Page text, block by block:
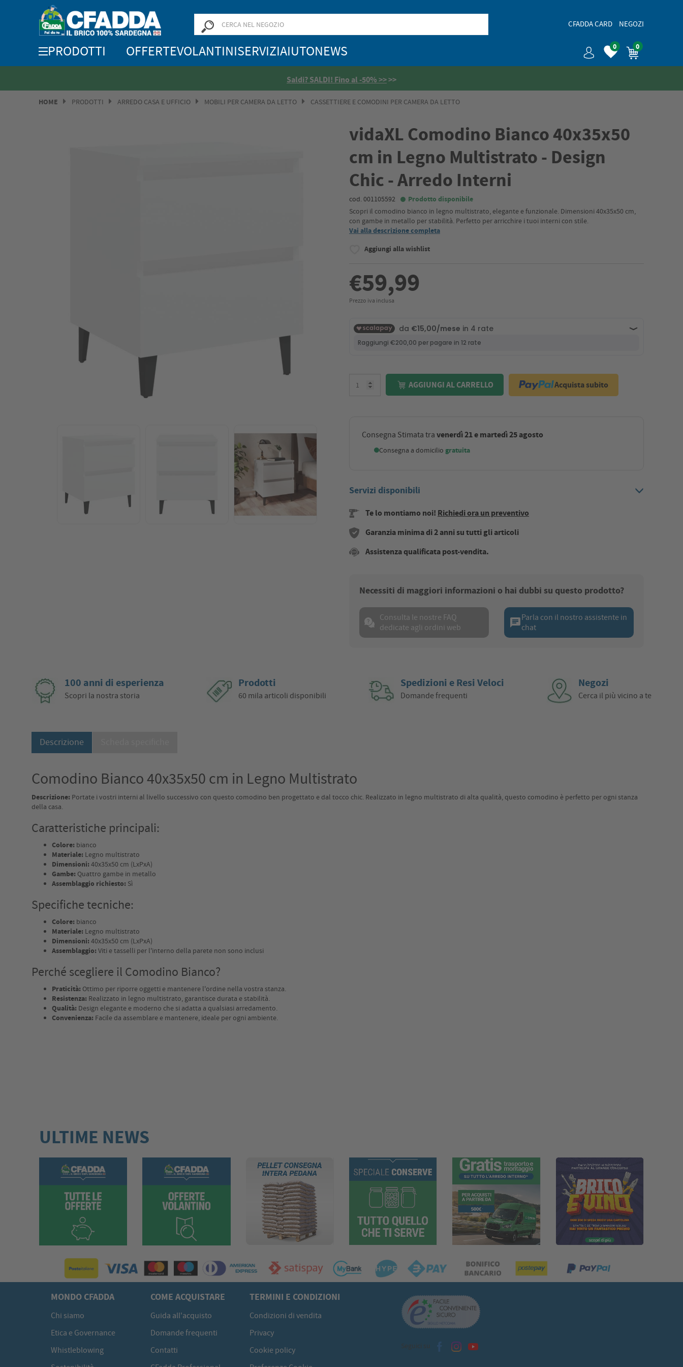
CFADDA CARD NEGOZI
0 0
PRODOTTI OFFERTEVOLANTINISERVIZIAIUTONEWS
Saldi? SALDI! Fino al -50% >>>>
HOME PRODOTTI ARREDO CASA E UFFICIO MOBILI PER CAMERA DA LETTO CASSETTIERE E COMODINI PER CAMERA DA LETTO
vidaXL Comodino Bianco 40x35x50
cm in Legno Multistrato - Design
Chic - Arredo Interni
cod. 001105592 Prodotto disponibile
Scopri il comodino bianco in legno multistrato, elegante e funzionale. Dimensioni 40x35x50 cm,
con gambe in metallo per stabilità. Perfetto per arricchire i tuoi interni con stile.
Vai alla descrizione completa
Aggiungi alla wishlist
€59,99
Prezzo iva inclusa
AGGIUNGI AL CARRELLO Acquista subito
Consegna Stimata tra venerdì 21 e martedì 25 agosto
Consegna a domicilio gratuita
Servizi disponibili
Te lo montiamo noi! Richiedi ora un preventivo
Garanzia minima di 2 anni su tutti gli articoli
Assistenza qualificata post-vendita.
Necessiti di maggiori informazioni o hai dubbi su questo prodotto?
Consulta le nostre FAQ
dedicate agli ordini web
chatParla con il nostro assistente in
chat
100 anni di esperienza
Scopri la nostra storia
Prodotti
60 mila articoli disponibili
Spedizioni e Resi Veloci
Domande frequenti
Negozi
Cerca il più vicino a te
Descrizione
Comodino Bianco 40x35x50 cm in Legno Multistrato
Descrizione: Portate i vostri interni al livello successivo con questo comodino ben progettato e dal tocco chic. Realizzato in legno multistrato di alta qualità, questo comodino è perfetto per ogni stanza
della casa.
Caratteristiche principali:
Colore: bianco
Materiale: Legno multistrato
Dimensioni: 40x35x50 cm (LxPxA)
Gambe: Quattro gambe in metallo
Assemblaggio richiesto: Sì
Specifiche tecniche:
Colore: bianco
Materiale: Legno multistrato
Dimensioni: 40x35x50 cm (LxPxA)
Assemblaggio: Viti e tasselli per l'interno della parete non sono inclusi
Perché scegliere il Comodino Bianco?
Praticità: Ottimo per riporre oggetti e mantenere l'ordine nella vostra stanza.
Resistenza: Realizzato in legno multistrato, garantisce durata e stabilità.
Qualità: Design elegante e moderno che si adatta a qualsiasi arredamento.
Convenienza: Facile da assemblare e mantenere, ideale per ogni ambiente.
ULTIME NEWS
MONDO CFADDA
Chi siamo
Etica e Governance
Whistleblowing
COME ACQUISTARE
Guida all'acquisto
Domande frequenti
Contatti
TERMINI E CONDIZIONI
Condizioni di vendita
Privacy
Cookie policy
Seguici su